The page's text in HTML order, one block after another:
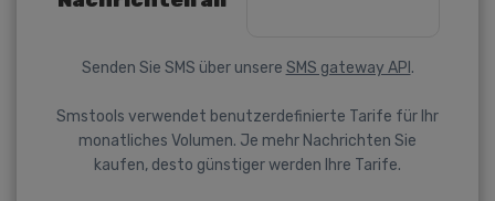
Senden Sie SMS über unsere SMS gateway API .
Smstools verwendet benutzerdefinierte Tarife für Ihr
monatliches Volumen. Je mehr Nachrichten Sie
kaufen, desto günstiger werden Ihre Tarife.